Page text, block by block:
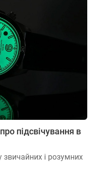
підсвічування в
звичайних і розумних